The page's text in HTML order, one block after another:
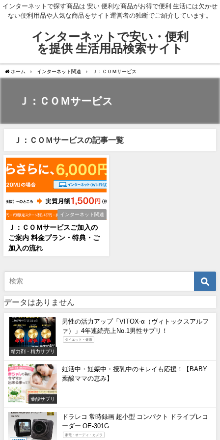
インターネットで探す商品は 安い 便利な商品がお得で便利 生活には欠かせ
ない便利用品や人気な商品をサイト運営者の独断でご紹介しています。
インターネットで安い・便利
を提供 生活用品検索サイト
ホーム インターネット関連 Ｊ：ＣＯＭサービス
Ｊ：ＣＯＭサービス
Ｊ：ＣＯＭサービスの記事一覧
インターネット関連
Ｊ：ＣＯＭサービスご加入の
ご案内 料金プラン・特典・ご
加入の流れ
データはありません
精力剤・精力サプリ
男性の活力アップ「VITOX-α（ヴィトックスアルフ
ァ）」4年連続売上No.1男性サプリ！
ダイエット・健康
葉酸サプリ
妊活中・妊娠中・授乳中のキレイも応援！【BABY
葉酸ママの恵み】
ドラレコ 常時録画 超小型 コンパクト ドライブレコ
ーダー OE-301G
家電・オーディ・カメラ